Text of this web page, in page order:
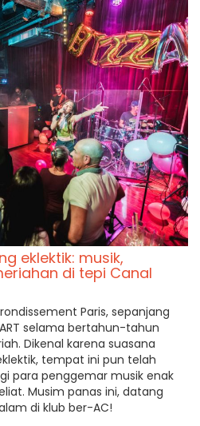
eklektik: musik,
di tepi Canal
Paris, sepanjang
selama bertahun-tahun
Dikenal karena suasana
tempat ini pun telah
para penggemar musik enak
Musim panas ini, datang
di klub ber-AC!